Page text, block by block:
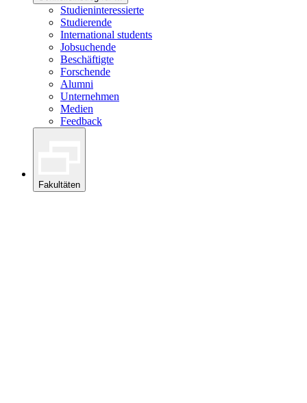
Studieninteressierte
Studierende
International students
Jobsuchende
Beschäftigte
Forschende
Alumni
Unternehmen
Medien
Feedback
Fakultäten